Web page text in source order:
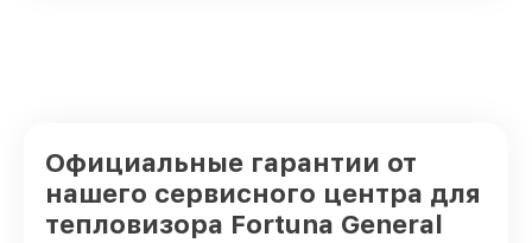
Официальные гарантии от
нашего сервисного центра для
тепловизора Fortuna General